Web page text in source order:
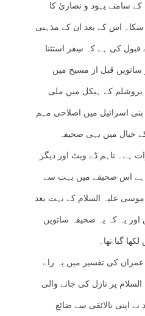
سامنے یہود و نصاریٰ کا
سکا۔ اس کے بعد ان کے مذہبی
قبول کی ہے کہ سِفر استثنا
قبل از مسیح میں
یروشلم کے ہیکل میں ملی
اسرائیل میں اصلاحی مہم
خیال میں یہی صحیفہ
ہے۔ تاہم ڈے ویٹ اور دیگر
ہے اس صحیفے میں بہت سے
علیہ السلام کے بہت بعد
یہ کہ یہ صحیفہ ساتویں
گیا تھا۔
عمران کی تفسیر میں یہ راے
پر نازل کی جانے والی
اپنی نالائقی سے ضائع